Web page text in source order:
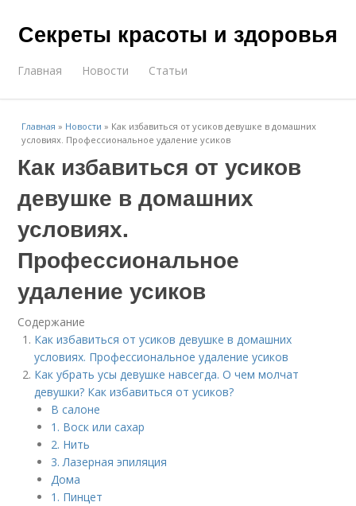
Секреты красоты и здоровья
Главная Новости Статьи
Главная » Новости » Как избавиться от усиков девушке в домашних
условиях. Профессиональное удаление усиков
Как избавиться от усиков
девушке в домашних
условиях.
Профессиональное
удаление усиков
Содержание
Как избавиться от усиков девушке в домашних
условиях. Профессиональное удаление усиков
Как убрать усы девушке навсегда. О чем молчат
девушки? Как избавиться от усиков?
В салоне
1. Воск или сахар
2. Нить
3. Лазерная эпиляция
Дома
1. Пинцет